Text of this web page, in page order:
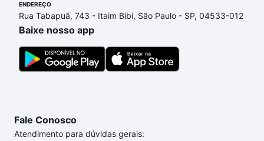
ENDEREÇO
Rua Tabapuã, 743 - Itaim Bibi, São Paulo - SP, 04533-012
Baixe nosso app
Fale Conosco
Atendimento para dúvidas gerais: